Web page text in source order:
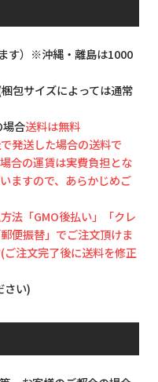
す）※沖縄・離島は1000
包サイズによっては通常
合送料は無料
発送した場合の送料で
合の運賃は実費負担とな
ますので、あらかじめご
法「GMO後払い」「クレ
便振替」でご注文頂けま
注文完了後に送料を修正
さい)